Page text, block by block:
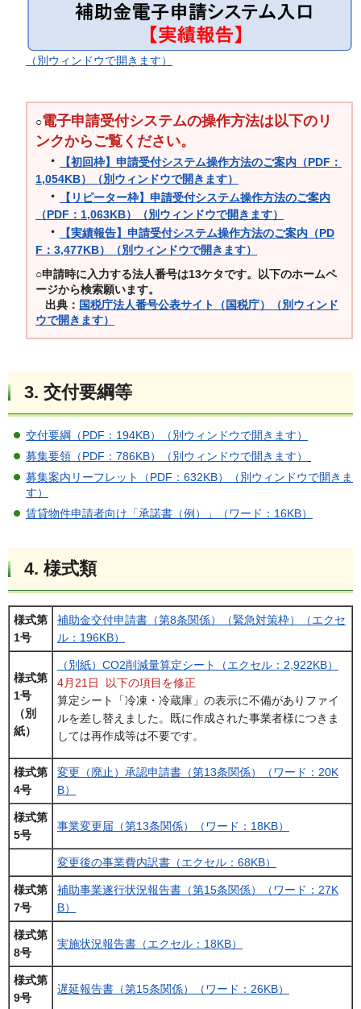
（別ウィンドウで開きます）
○電子申請受付システムの操作方法は以下のリ
ンクからご覧ください。
・
【初回枠】申請受付システム操作方法のご案内（PDF：
1,054KB）（別ウィンドウで開きます）
・
【リピーター枠】申請受付システム操作方法のご案内
（PDF：1,063KB）（別ウィンドウで開きます）
・
【実績報告】申請受付システム操作方法のご案内（PD
F：3,477KB）（別ウィンドウで開きます）
○申請時に入力する法人番号は13ケタです。以下のホームペ
ージから検索願います。
出典： 国税庁法人番号公表サイト（国税庁）（別ウィンド
ウで開きます）
3. 交付要綱等
交付要綱（PDF：194KB）（別ウィンドウで開きます）
募集要領（PDF：786KB）（別ウィンドウで開きます）
募集案内リーフレット（PDF：632KB）（別ウィンドウで開きま
す）
賃貸物件申請者向け「承諾書（例）」（ワード：16KB）
4. 様式類
様式第
1号
補助金交付申請書（第8条関係）（緊急対策枠）（エクセ
ル：196KB）
様式第
1号
（別
紙）
（別紙）CO2削減量算定シート（エクセル：2,922KB）
4月21日 以下の項目を修正
算定シート「冷凍・冷蔵庫」の表示に不備がありファイ
ルを差し替えました。既に作成された事業者様につきま
しては再作成等は不要です。
様式第
4号
変更（廃止）承認申請書（第13条関係）（ワード：20K
B）
様式第
5号
事業変更届（第13条関係）（ワード：18KB）
変更後の事業費内訳書（エクセル：68KB）
様式第
7号
補助事業遂行状況報告書（第15条関係）（ワード：27K
B）
様式第
8号
実施状況報告書（エクセル：18KB）
様式第
9号
遅延報告書（第15条関係）（ワード：26KB）